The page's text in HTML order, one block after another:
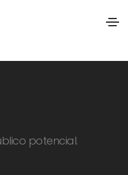
potencial.